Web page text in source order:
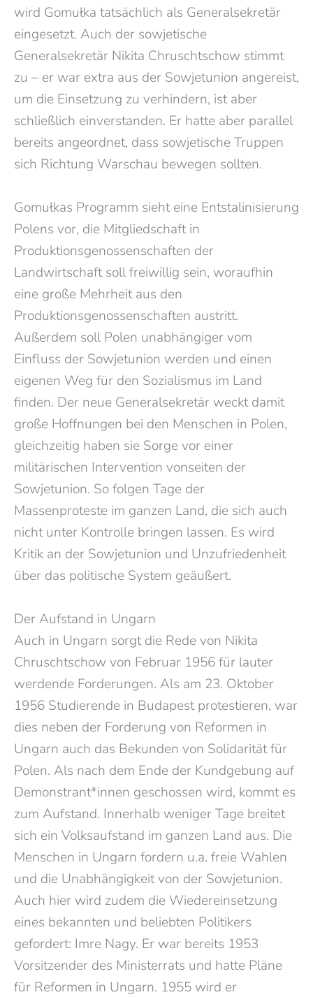
wird Gomułka tatsächlich als Generalsekretär
eingesetzt. Auch der sowjetische
Generalsekretär Nikita Chruschtschow stimmt
zu – er war extra aus der Sowjetunion angereist,
um die Einsetzung zu verhindern, ist aber
schließlich einverstanden. Er hatte aber parallel
bereits angeordnet, dass sowjetische Truppen
sich Richtung Warschau bewegen sollten.
Gomułkas Programm sieht eine Entstalinisierung
Polens vor, die Mitgliedschaft in
Produktionsgenossenschaften der
Landwirtschaft soll freiwillig sein, woraufhin
eine große Mehrheit aus den
Produktionsgenossenschaften austritt.
Außerdem soll Polen unabhängiger vom
Einfluss der Sowjetunion werden und einen
eigenen Weg für den Sozialismus im Land
finden. Der neue Generalsekretär weckt damit
große Hoffnungen bei den Menschen in Polen,
gleichzeitig haben sie Sorge vor einer
militärischen Intervention vonseiten der
Sowjetunion. So folgen Tage der
Massenproteste im ganzen Land, die sich auch
nicht unter Kontrolle bringen lassen. Es wird
Kritik an der Sowjetunion und Unzufriedenheit
über das politische System geäußert.
Der Aufstand in Ungarn
Auch in Ungarn sorgt die Rede von Nikita
Chruschtschow von Februar 1956 für lauter
werdende Forderungen. Als am 23. Oktober
1956 Studierende in Budapest protestieren, war
dies neben der Forderung von Reformen in
Ungarn auch das Bekunden von Solidarität für
Polen. Als nach dem Ende der Kundgebung auf
Demonstrant*innen geschossen wird, kommt es
zum Aufstand. Innerhalb weniger Tage breitet
sich ein Volksaufstand im ganzen Land aus. Die
Menschen in Ungarn fordern u.a. freie Wahlen
und die Unabhängigkeit von der Sowjetunion.
Auch hier wird zudem die Wiedereinsetzung
eines bekannten und beliebten Politikers
gefordert: Imre Nagy. Er war bereits 1953
Vorsitzender des Ministerrats und hatte Pläne
für Reformen in Ungarn. 1955 wird er